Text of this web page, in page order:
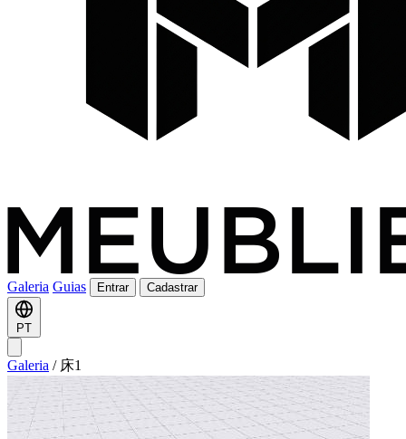
Galeria Guias Entrar Cadastrar
PT
Galeria / 床1